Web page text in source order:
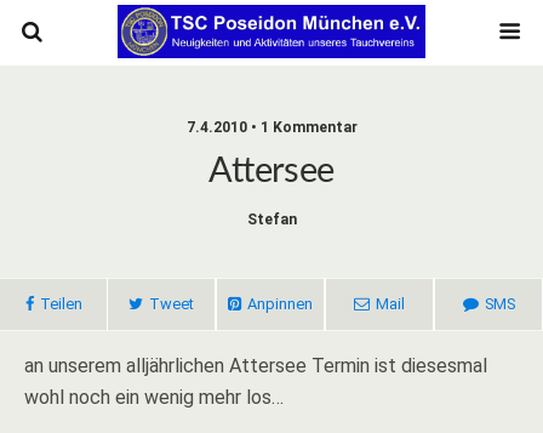
7.4.2010 • 1 Kommentar
Attersee
Stefan
Teilen Tweet Anpinnen Mail SMS
an unserem alljährlichen Attersee Termin ist diesesmal
wohl noch ein wenig mehr los…